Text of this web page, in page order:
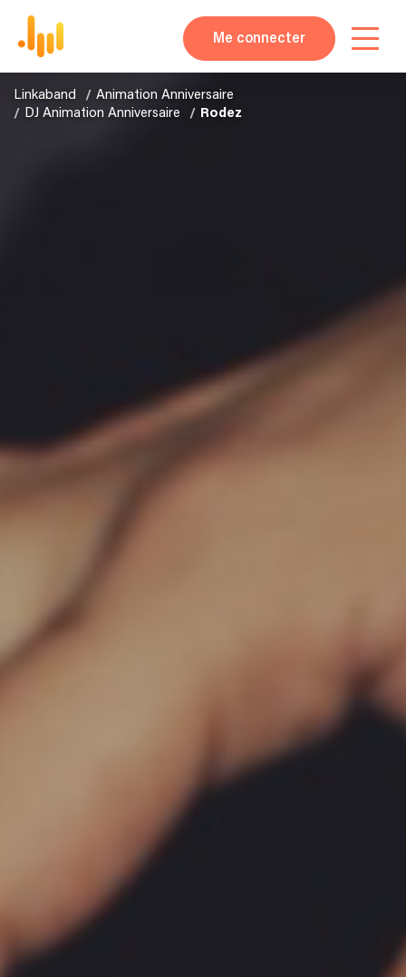
Me connecter
Linkaband
Animation Anniversaire
DJ Animation Anniversaire
Rodez